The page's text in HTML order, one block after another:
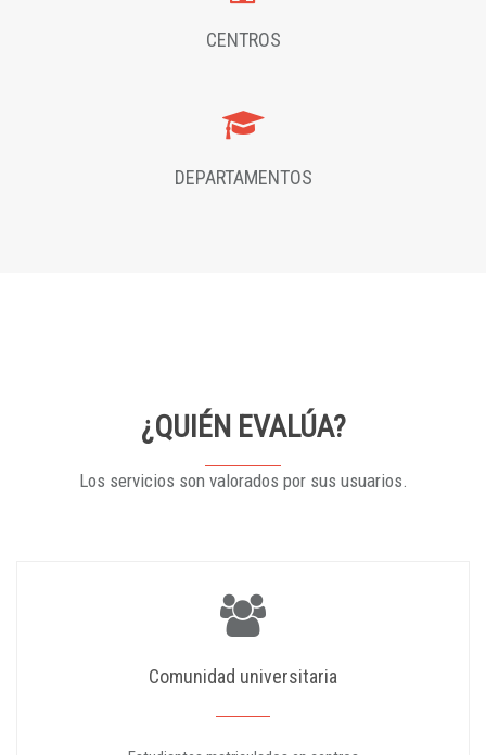
CENTROS
DEPARTAMENTOS
¿QUIÉN EVALÚA?
Los servicios son valorados por sus usuarios.
Comunidad universitaria